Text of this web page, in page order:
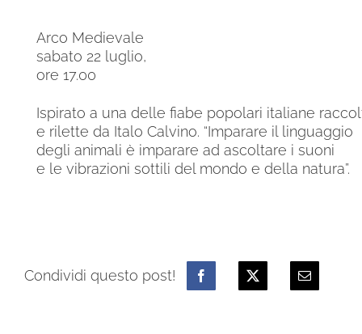
Arco Medievale
sabato 22 luglio,
ore 17.00
Ispirato a una delle fiabe popolari italiane
e rilette da Italo Calvino. “Imparare il linguaggio
degli animali è imparare ad ascoltare i suoni
e le vibrazioni sottili del mondo e della natura”.
Condividi questo post!